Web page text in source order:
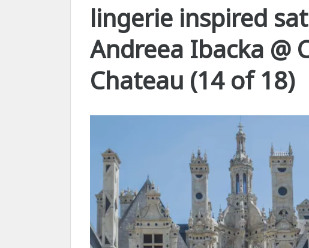
lingerie inspired
Andreea Ibacka @
Chateau (14 of 18)